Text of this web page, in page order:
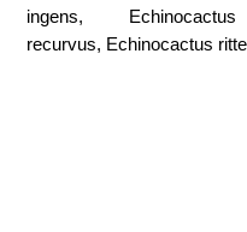
ingens,
recurvus, Echinocactus